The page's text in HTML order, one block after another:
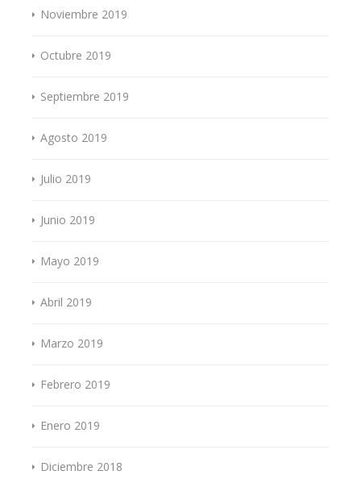
Noviembre 2019
Octubre 2019
Septiembre 2019
Agosto 2019
Julio 2019
Junio 2019
Mayo 2019
Abril 2019
Marzo 2019
Febrero 2019
Enero 2019
Diciembre 2018